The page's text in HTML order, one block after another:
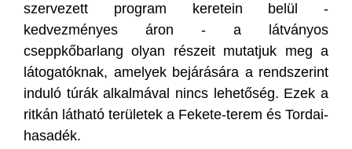
szervezett program keretein belül -
kedvezményes áron - a látványos
cseppkőbarlang olyan részeit mutatjuk meg a
látogatóknak, amelyek bejárására a rendszerint
induló túrák alkalmával nincs lehetőség. Ezek a
ritkán látható területek a Fekete-terem és Tordai-
hasadék.